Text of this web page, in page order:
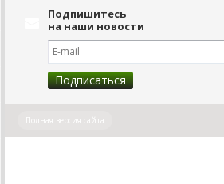
Подпишитесь
на наши новости
Полная версия сайта